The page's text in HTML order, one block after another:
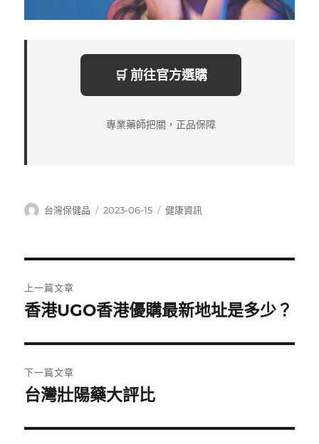
🛒 前往官方選購
專業藥師把關，正品保障
作
台灣保健品
發
2023-06-15
分
健康資訊
章
覽
上一篇文章
上
篇
文
章:
香港UGO香港優購最新地址是多少？
下一篇文章
下
篇
台灣壯陽藥大評比